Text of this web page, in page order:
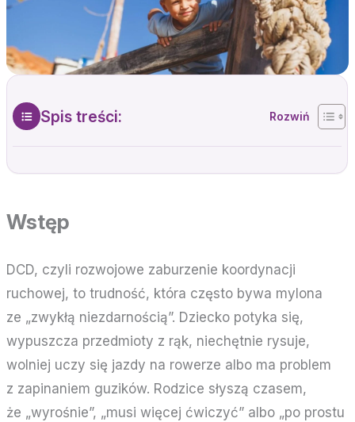
Spis treści:
Wstęp
DCD, czyli rozwojowe zaburzenie koordynacji
ruchowej, to trudność, która często bywa mylona
ze „zwykłą niezdarnością”. Dziecko potyka się,
wypuszcza przedmioty z rąk, niechętnie rysuje,
wolniej uczy się jazdy na rowerze albo ma problem
z zapinaniem guzików. Rodzice słyszą czasem,
że „wyrośnie”, „musi więcej ćwiczyć” albo „po prostu